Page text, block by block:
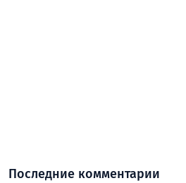
Последние комментарии